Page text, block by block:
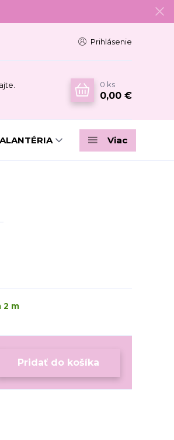
Prihlásenie
0 ks
0,00 €
Viac
2 m
Pridať do košíka